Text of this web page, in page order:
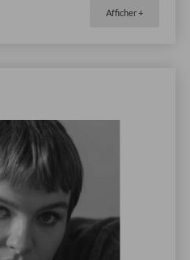
Afficher +